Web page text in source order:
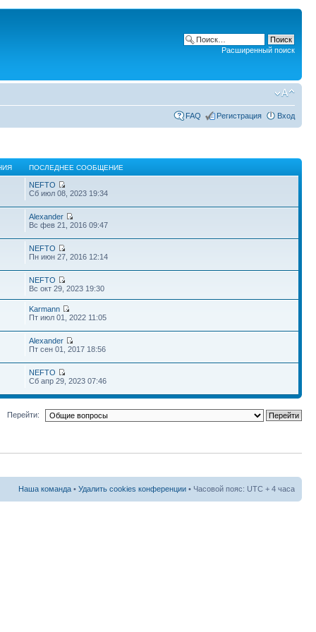
Расширенный поиск
FAQ Регистрация Вход
ПОСЛЕДНЕЕ СООБЩЕНИЕ
NEFTO
Сб июл 08, 2023 19:34
Alexander
Вс фев 21, 2016 09:47
NEFTO
Пн июн 27, 2016 12:14
NEFTO
Вс окт 29, 2023 19:30
Karmann
Пт июл 01, 2022 11:05
Alexander
Пт сен 01, 2017 18:56
NEFTO
Сб апр 29, 2023 07:46
Перейти:
Наша команда • Удалить cookies конференции • Часовой пояс: UTC + 4 часа